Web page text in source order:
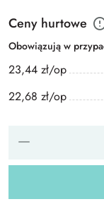
Ceny hurtowe
Obowiązują w
23,44 zł/op
22,68 zł/op